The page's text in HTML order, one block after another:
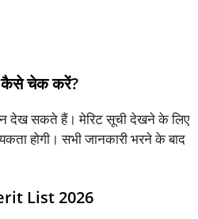
चेक करें?
देख सकते हैं। मेरिट सूची देखने के लिए
होगी। सभी जानकारी भरने के बाद
List 2026